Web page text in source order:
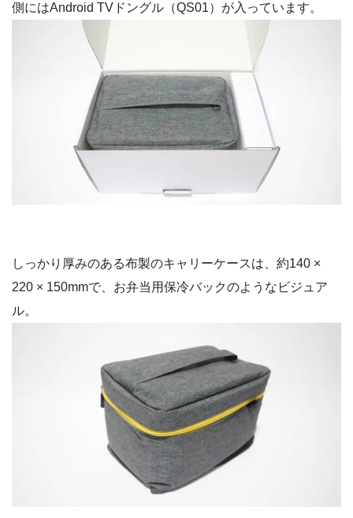
側にはAndroid TVドングル（QS01）が入っています。
しっかり厚みのある布製のキャリーケースは、約140 ×
220 × 150mmで、お弁当用保冷バックのようなビジュア
ル。